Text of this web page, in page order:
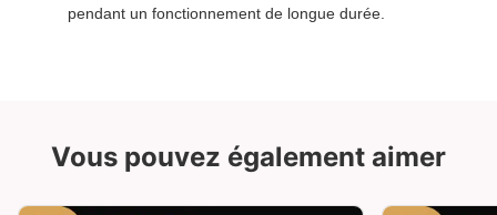
pendant un fonctionnement de longue durée.
Vous pouvez également aimer